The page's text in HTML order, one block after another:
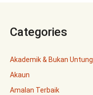
Categories
Akademik & Bukan Untung
Akaun
Amalan Terbaik